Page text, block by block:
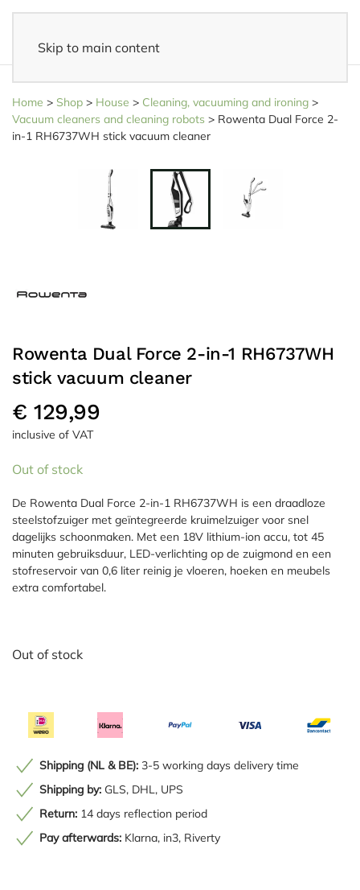
Skip to main content
Home > Shop > House > Cleaning, vacuuming and ironing >
Vacuum cleaners and cleaning robots > Rowenta Dual Force 2-
in-1 RH6737WH stick vacuum cleaner
Rowenta Dual Force 2-in-1 RH6737WH
stick vacuum cleaner
€ 129,99
inclusive of VAT
Out of stock
De Rowenta Dual Force 2-in-1 RH6737WH is een draadloze
steelstofzuiger met geïntegreerde kruimelzuiger voor snel
dagelijks schoonmaken. Met een 18V lithium-ion accu, tot 45
minuten gebruiksduur, LED-verlichting op de zuigmond en een
stofreservoir van 0,6 liter reinig je vloeren, hoeken en meubels
extra comfortabel.
Out of stock
Shipping (NL & BE): 3-5 working days delivery time
Shipping by: GLS, DHL, UPS
Return: 14 days reflection period
Pay afterwards: Klarna, in3, Riverty